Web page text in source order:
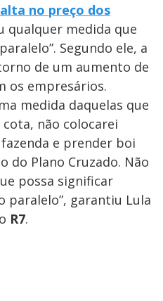
alta no preço dos
qualquer medida que
Segundo ele, a
de um aumento de
os empresários.
medida daquelas que
não colocarei
e prender boi
Plano Cruzado. Não
possa significar
paralelo”, garantiu Lula
R7.